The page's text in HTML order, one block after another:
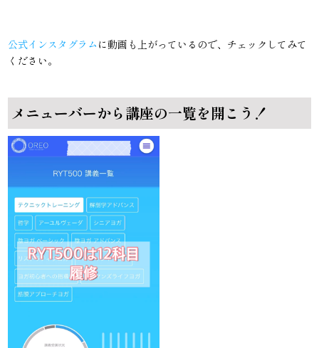
公式インスタグラム に動画も上がっているので、チェックしてみて
ください。
メニューバーから講座の一覧を開こう！